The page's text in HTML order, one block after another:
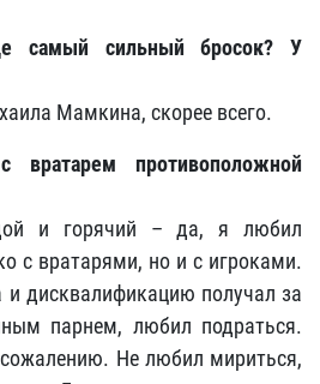
самый сильный бросок? У
Мамкина, скорее всего.
противоположной
и горячий – да, я любил
с вратарями, но и с игроками.
и дисквалификацию получал за
парнем, любил подраться.
Не любил мириться,